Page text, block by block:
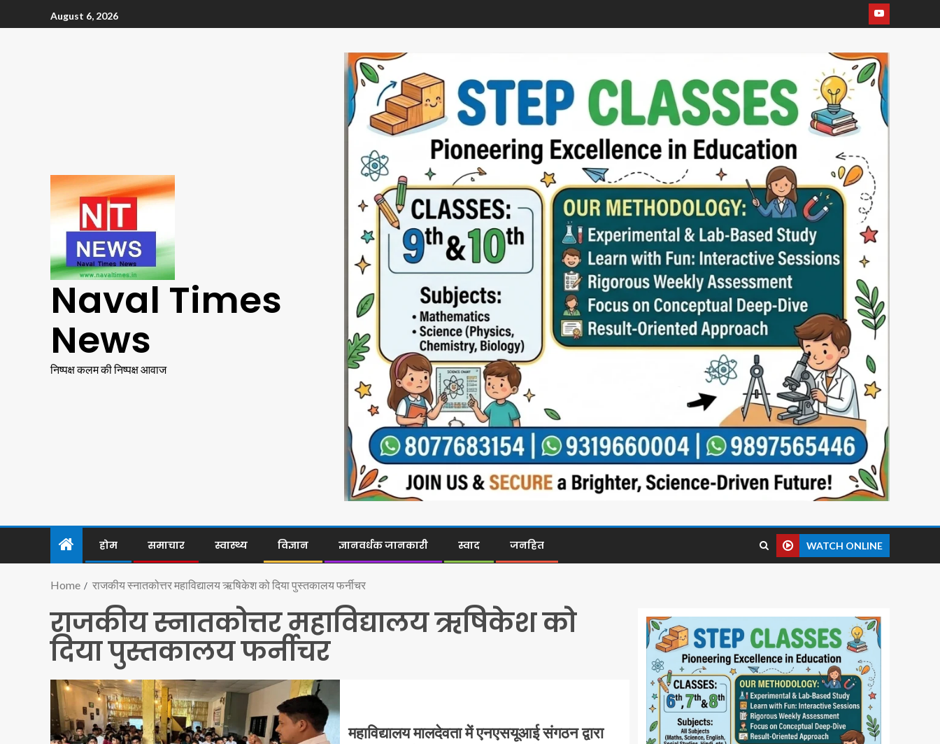
August 6, 2026
Naval Times
News
निष्पक्ष कलम की निष्पक्ष आवाज
होम समाचार स्वास्थ्य विज्ञान ज्ञानवर्धक जानकारी स्वाद जनहित WATCH ONLINE
Home राजकीय स्नातकोत्तर महाविद्यालय ऋषिकेश को दिया पुस्तकालय फर्नीचर
राजकीय स्नातकोत्तर महाविद्यालय ऋषिकेश को
दिया पुस्तकालय फर्नीचर
महाविद्यालय मालदेवता में एनएसयूआई संगठन द्वारा